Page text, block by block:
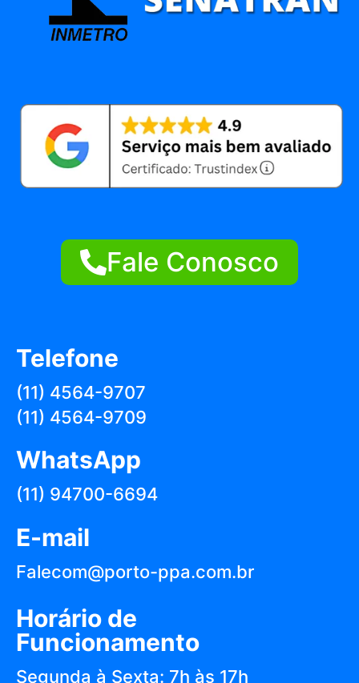
Fale Conosco
Telefone
(11) 4564-9707
(11) 4564-9709
WhatsApp
(11) 94700-6694
E-mail
Falecom@porto-ppa.com.br
Horário de
Funcionamento
Segunda à Sexta: 7h às 17h